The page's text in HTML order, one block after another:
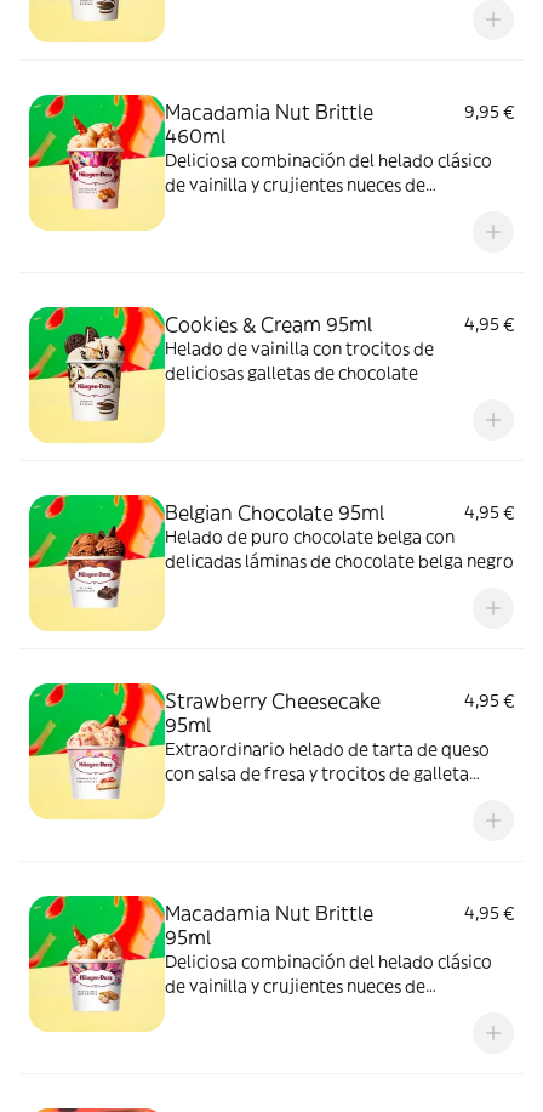
Macadamia Nut Brittle
460ml
9,95 €
Deliciosa combinación del helado clásico
de vainilla y crujientes nueces de
Cookies & Cream 95ml
4,95 €
Helado de vainilla con trocitos de
deliciosas galletas de chocolate
Belgian Chocolate 95ml
4,95 €
Helado de puro chocolate belga con
delicadas láminas de chocolate belga negro
Strawberry Cheesecake
95ml
4,95 €
Extraordinario helado de tarta de queso
con salsa de fresa y trocitos de galleta
Macadamia Nut Brittle
95ml
4,95 €
Deliciosa combinación del helado clásico
de vainilla y crujientes nueces de